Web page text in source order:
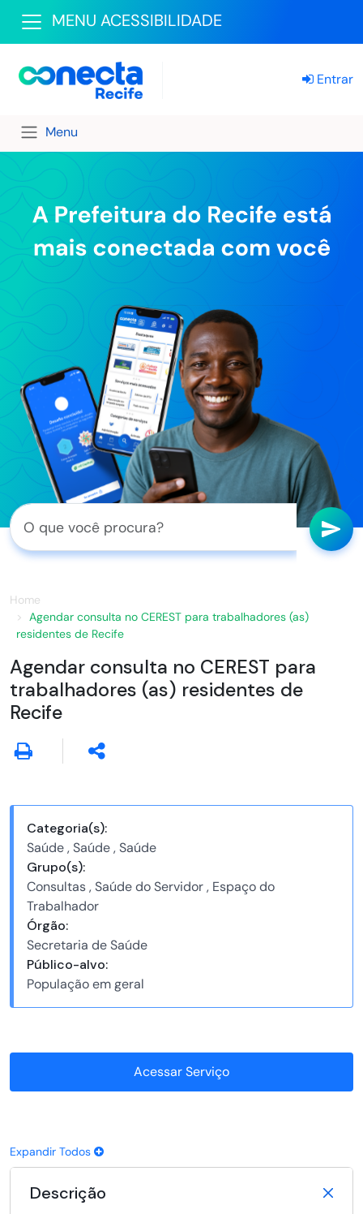
MENU ACESSIBILIDADE
Entrar
Menu
Home
Agendar consulta no CEREST para trabalhadores (as)
residentes de Recife
Agendar consulta no CEREST para
trabalhadores (as) residentes de
Recife
Categoria(s):
Saúde , Saúde , Saúde
Grupo(s):
Consultas , Saúde do Servidor , Espaço do
Trabalhador
Órgão:
Secretaria de Saúde
Público-alvo:
População em geral
Acessar Serviço
Expandir Todos
Descrição